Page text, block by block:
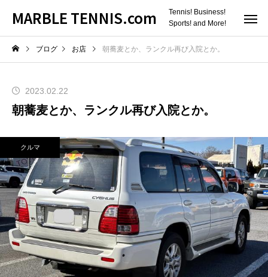
MARBLE TENNIS.com
Tennis! Business!
Sports! and More!
ブログ お店 朝蕎麦とか、ランクル再び入院とか。
2023.02.22
朝蕎麦とか、ランクル再び入院とか。
クルマ